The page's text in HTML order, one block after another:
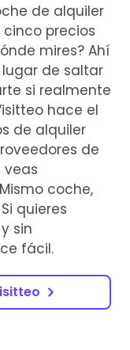
de alquiler
precios
mires? Ahí
de saltar
si realmente
hace el
de alquiler
de
veas
coche,
quieres
sin
fácil.